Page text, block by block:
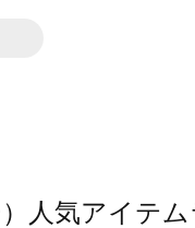
人気アイテ